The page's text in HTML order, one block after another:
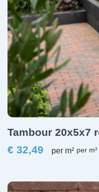
Tambour 20x5x7
€ 32,49 per m²